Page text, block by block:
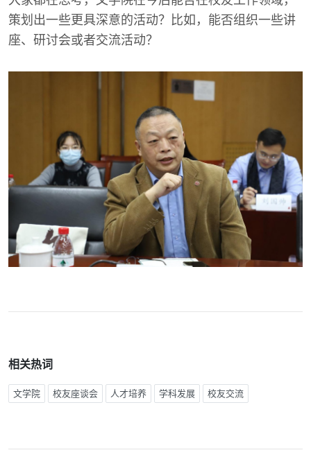
策划出一些更具深意的活动？比如，能否组织一些讲
座、研讨会或者交流活动？
相关热词
文学院 校友座谈会 人才培养 学科发展 校友交流